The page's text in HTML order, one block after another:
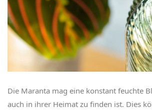
Die Maranta mag eine konstant feuchte
auch in ihrer Heimat zu finden ist. Dies